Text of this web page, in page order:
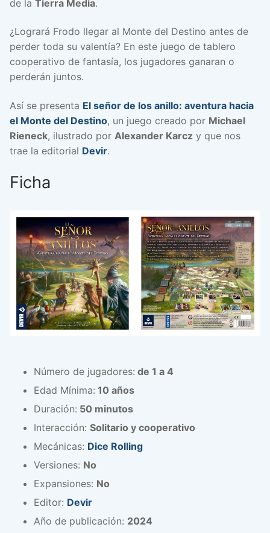
de la Tierra Media.
¿Logrará Frodo llegar al Monte del Destino antes de
perder toda su valentía? En este juego de tablero
cooperativo de fantasía, los jugadores ganaran o
perderán juntos.
Así se presenta El señor de los anillo: aventura hacia
el Monte del Destino, un juego creado por Michael
Rieneck, ilustrado por Alexander Karcz y que nos
trae la editorial Devir.
Ficha
Número de jugadores: de 1 a 4
Edad Mínima: 10 años
Duración: 50 minutos
Interacción: Solitario y cooperativo
Mecánicas: Dice Rolling
Versiones: No
Expansiones: No
Editor: Devir
Año de publicación: 2024